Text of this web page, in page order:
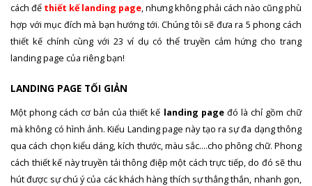
cách để thiết kế landing page, nhưng không phải cách nào cũng phù
hợp với mục đích mà bạn hướng tới. Chúng tôi sẽ đưa ra 5 phong cách
thiết kế chính cùng với 23 ví dụ có thể truyền cảm hứng cho trang
landing page của riêng bạn!
LANDING PAGE TỐI GIẢN
Một phong cách cơ bản của thiết kế landing pageđó là chỉ gồm chữ
mà không có hình ảnh. Kiểu Landing page này tạo ra sự đa dạng thông
qua cách chọn kiểu dáng, kích thước, màu sắc….cho phông chữ. Phong
cách thiết kế này truyền tải thông điệp một cách trực tiếp, do đó sẽ thu
hút được sự chú ý của các khách hàng thích sự thẳng thắn, nhanh gọn,